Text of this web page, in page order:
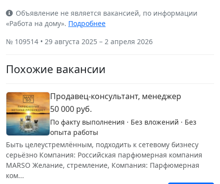
Объявление не является вакансией, по информации
«Работа на дому». Подробнее
№ 109514 • 29 августа 2025 – 2 апреля 2026
Похожие вакансии
Продавец-консультант, менеджер
50 000 руб.
По факту выполнения · Без вложений · Без
опыта работы
Быть целеустремлённым, подходить к сетевому бизнесу
серьёзно Компания: Российская парфюмерная компания
MARSO Желание, стремление, Компания: Парфюмерная
ком...